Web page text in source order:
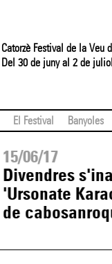
Catorzè Festival de la Veu
Del 30 de juny al 2 de
El Festival Banyoles
15/06/17
Divendres
'Ursonate
de